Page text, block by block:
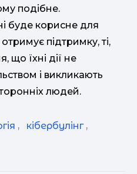
подібне.
буде корисне для
підтримку, ті,
що їхні дії не
і викликають
людей.
, кібербулінг ,